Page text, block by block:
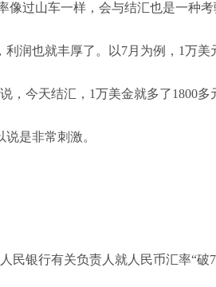
像过山车一样，会与结汇也是一种
利润也就丰厚了。以7月为例，1万
，今天结汇，1万美金就多了1800
是非常刺激。
民银行有关负责人就人民币汇率“